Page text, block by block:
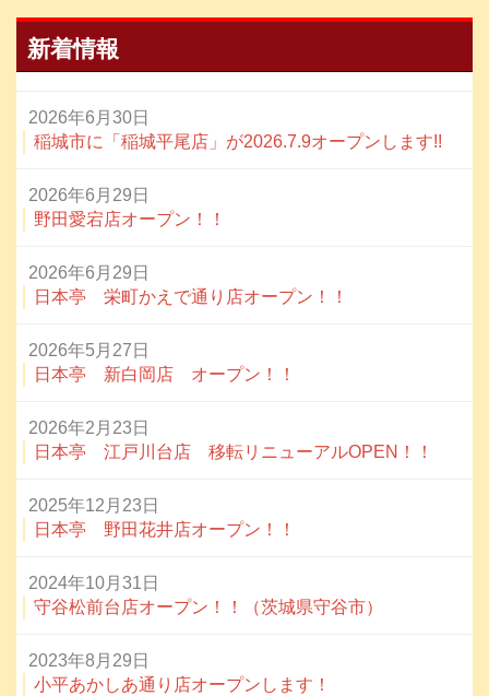
新着情報
2026年6月30日
稲城市に「稲城平尾店」が2026.7.9オープンします!!
2026年6月29日
野田愛宕店オープン！！
2026年6月29日
日本亭 栄町かえで通り店オープン！！
2026年5月27日
日本亭 新白岡店 オープン！！
2026年2月23日
日本亭 江戸川台店 移転リニューアルOPEN！！
2025年12月23日
日本亭 野田花井店オープン！！
2024年10月31日
守谷松前台店オープン！！（茨城県守谷市）
2023年8月29日
小平あかしあ通り店オープンします！